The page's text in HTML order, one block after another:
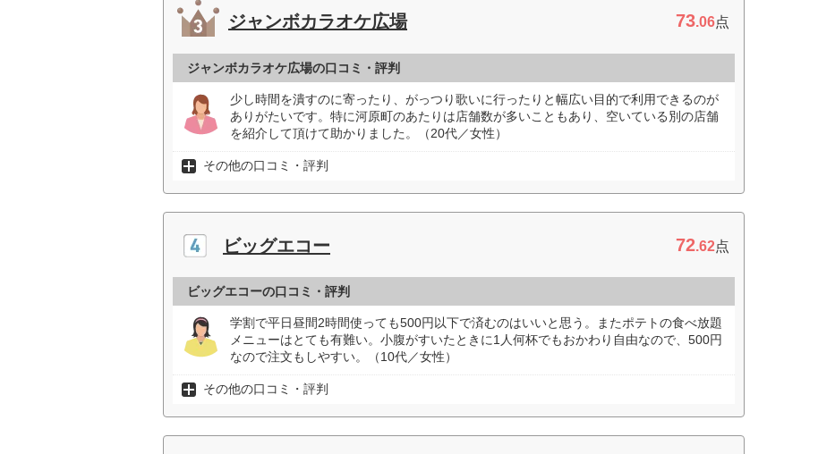
ジャンボカラオケ広場 73.06点
ジャンボカラオケ広場の口コミ・評判
少し時間を潰すのに寄ったり、がっつり歌いに行ったりと幅広い目的で利用できるのが
ありがたいです。特に河原町のあたりは店舗数が多いこともあり、空いている別の店舗
を紹介して頂けて助かりました。（20代／女性）
その他の口コミ・評判
ビッグエコー 72.62点
ビッグエコーの口コミ・評判
学割で平日昼間2時間使っても500円以下で済むのはいいと思う。またポテトの食べ放題
メニューはとても有難い。小腹がすいたときに1人何杯でもおかわり自由なので、500円
なので注文もしやすい。（10代／女性）
その他の口コミ・評判